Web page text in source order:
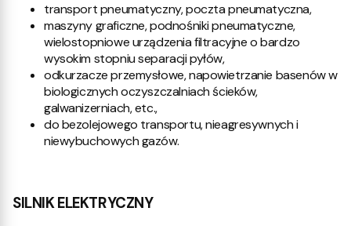
transport pneumatyczny, poczta pneumatyczna,
maszyny graficzne, podnośniki pneumatyczne,
wielostopniowe urządzenia filtracyjne o bardzo
wysokim stopniu separacji pyłów,
odkurzacze przemysłowe, napowietrzanie basenów w
biologicznych oczyszczalniach ścieków,
galwanizerniach, etc.,
do bezolejowego transportu, nieagresywnych i
niewybuchowych gazów.
SILNIK ELEKTRYCZNY